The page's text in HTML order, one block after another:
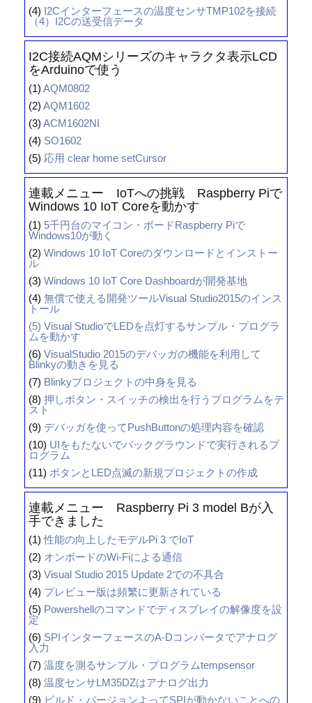
(4)
I2Cインターフェースの温度センサTMP102を接続
（4）I2Cの送受信データ
I2C接続AQMシリーズのキャラクタ表示LCD
をArduinoで使う
(1) AQM0802
(2) AQM1602
(3) ACM1602NI
(4) SO1602
(5) 応用 clear home setCursor
連載メニュー IoTへの挑戦 Raspberry Piで
Windows 10 IoT Coreを動かす
(1) 5千円台のマイコン・ボードRaspberry Piで
Windows10が動く
(2) Windows 10 IoT Coreのダウンロードとインストー
ル
(3) Windows 10 IoT Core Dashboardが開発基地
(4) 無償で使える開発ツールVisual Studio2015のインス
トール
(5) Visual StudioでLEDを点灯するサンプル・プログラ
ムを動かす
(6) VisualStudio 2015のデバッガの機能を利用して
Blinkyの動きを見る
(7) Blinkyプロジェクトの中身を見る
(8) 押しボタン・スイッチの検出を行うプログラムをテ
スト
(9) デバッガを使ってPushButtonの処理内容を確認
(10) UIをもたないでバックグラウンドで実行されるプ
ログラム
(11) ボタンとLED点滅の新規プロジェクトの作成
連載メニュー Raspberry Pi 3 model Bが入
手できました
(1)性能の向上したモデルPi 3 でIoT
(2) オンボードのWi-Fiによる通信
(3) Visual Studio 2015 Update 2での不具合
(4) プレビュー版は頻繁に更新されている
(5) Powershellのコマンドでディスプレイの解像度を設
定
(6) SPIインターフェースのA-Dコンバータでアナログ
入力
(7) 温度を測るサンプル・プログラムtempsensor
(8) 温度センサLM35DZはアナログ出力
(9) ビルド・バージョンよってSPIが動かないことへの